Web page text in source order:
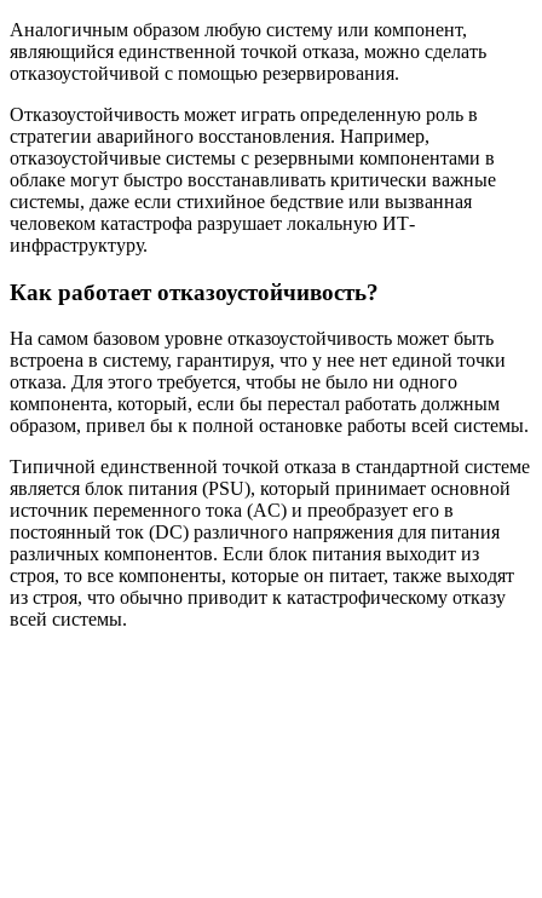
Аналогичным образом любую систему или компонент,
являющийся единственной точкой отказа, можно сделать
отказоустойчивой с помощью резервирования.
Отказоустойчивость может играть определенную роль в
стратегии аварийного восстановления. Например,
отказоустойчивые системы с резервными компонентами в
облаке могут быстро восстанавливать критически важные
системы, даже если стихийное бедствие или вызванная
человеком катастрофа разрушает локальную ИТ-
инфраструктуру.
Как работает отказоустойчивость?
На самом базовом уровне отказоустойчивость может быть
встроена в систему, гарантируя, что у нее нет единой точки
отказа. Для этого требуется, чтобы не было ни одного
компонента, который, если бы перестал работать должным
образом, привел бы к полной остановке работы всей системы.
Типичной единственной точкой отказа в стандартной системе
является блок питания (PSU), который принимает основной
источник переменного тока (AC) и преобразует его в
постоянный ток (DC) различного напряжения для питания
различных компонентов. Если блок питания выходит из
строя, то все компоненты, которые он питает, также выходят
из строя, что обычно приводит к катастрофическому отказу
всей системы.